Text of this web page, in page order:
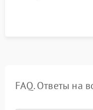
FAQ. Ответы на